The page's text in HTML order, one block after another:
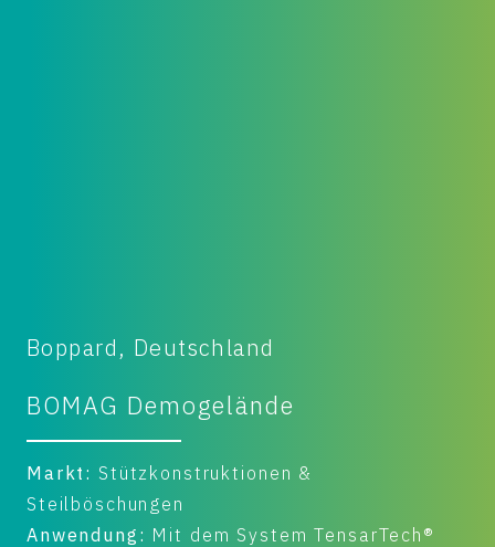
Boppard, Deutschland
BOMAG Demogelände
Markt: Stützkonstruktionen &
Steilböschungen
Anwendung: Mit dem System TensarTech®